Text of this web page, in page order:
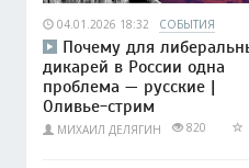
04.01.2026 18:32 СОБЫТИЯ
Почему для
дикарей в России одна
проблема — русские |
Оливье-стрим
МИХАИЛ ДЕЛЯГИН 820